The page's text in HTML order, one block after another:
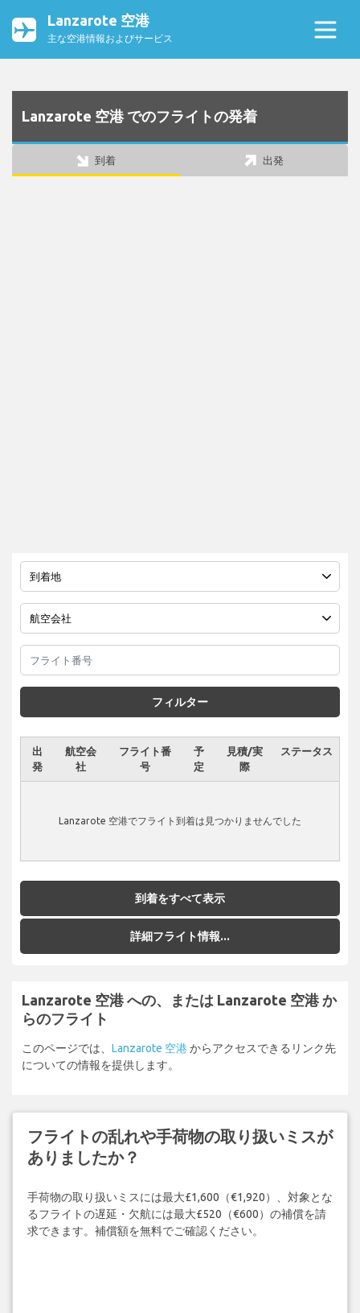
Lanzarote 空港
主な空港情報およびサービス
Lanzarote 空港 でのフライトの発着
到着 出発
フィルター
出
発
航空会
社
フライト番
号
予
定
見積/実
際
ステータス
Lanzarote 空港でフライト到着は見つかりませんでした
到着をすべて表示
詳細フライト情報...
Lanzarote 空港 への、または Lanzarote 空港 か
らのフライト
このページでは、 Lanzarote 空港からアクセスできるリンク先
についての情報を提供します。
フライトの乱れや手荷物の取り扱いミスが
ありましたか？
手荷物の取り扱いミスには最大£1,600（€1,920）、対象とな
るフライトの遅延・欠航には最大£520（€600）の補償を請
求できます。補償額を無料でご確認ください。